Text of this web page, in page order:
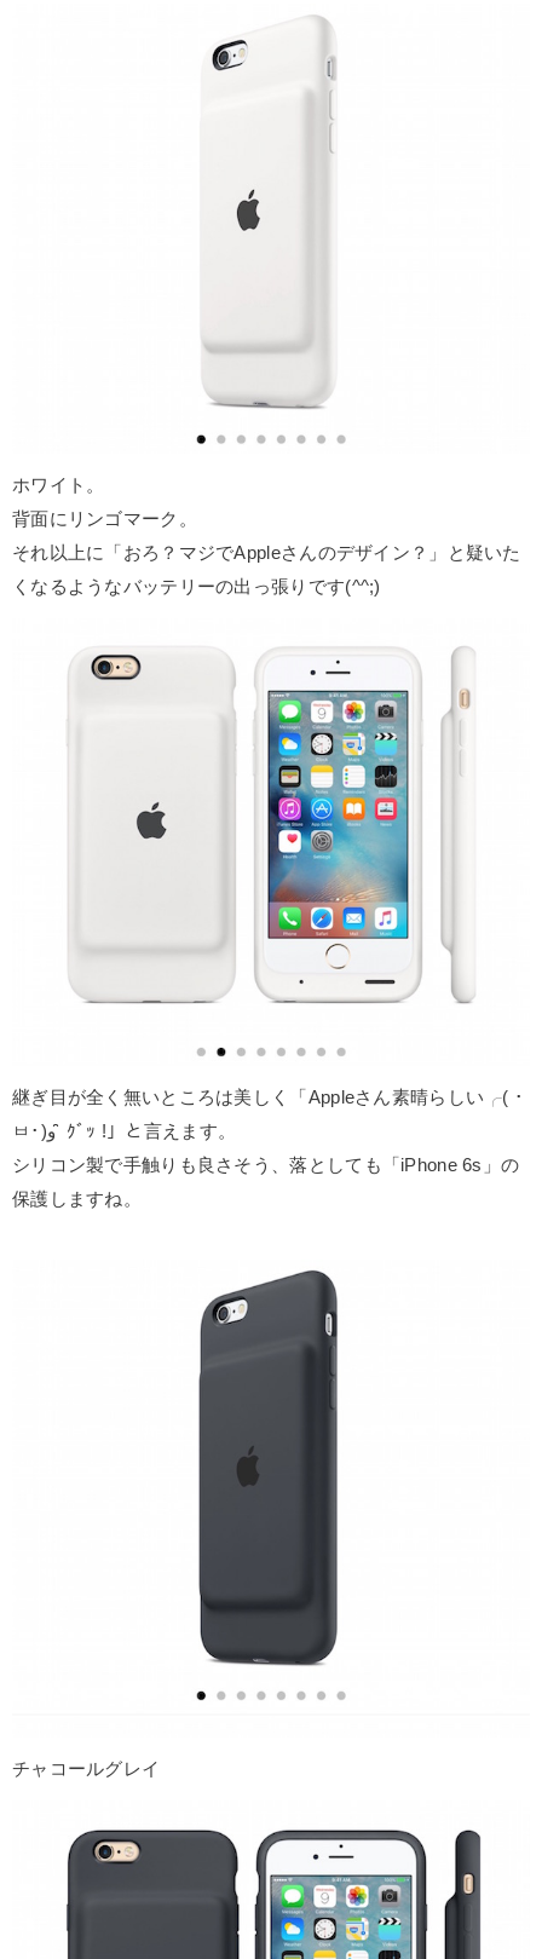
ホワイト。
背面にリンゴマーク。
それ以上に「おろ？マジでAppleさんのデザイン？」と疑いた
くなるようなバッテリーの出っ張りです(^^;)
継ぎ目が全く無いところは美しく「Appleさん素晴らしい╭( ･
ㅂ･)و ̑̑ ｸﾞｯ !」と言えます。
シリコン製で手触りも良さそう、落としても「iPhone 6s」の
保護しますね。
チャコールグレイ